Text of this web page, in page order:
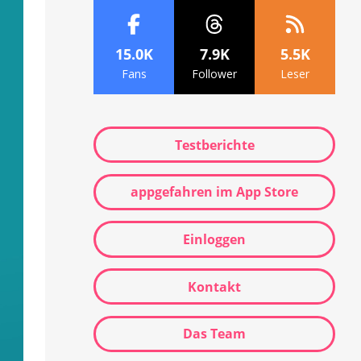
15.0K
Fans
7.9K
Follower
5.5K
Leser
Testberichte
appgefahren im App Store
Einloggen
Kontakt
Das Team